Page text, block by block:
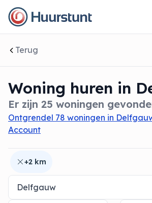
Terug
Woning huren in
Er zijn 25 woningen
Ontgrendel 78 woningen in
Account
sluiten
+2 km